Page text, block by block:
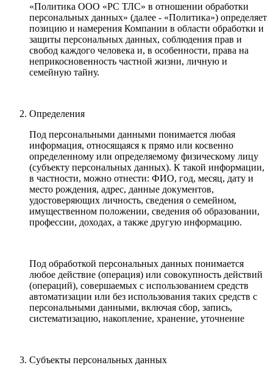
«Политика ООО «PC ТЛС» в отношении обработки
персональных данных» (далее - «Политика») определяет
позицию и намерения Компании в области обработки и
защиты персональных данных, соблюдения прав и
свобод каждого человека и, в особенности, права на
неприкосновенность частной жизни, личную и
семейную тайну.
Определения
Под персональными данными понимается любая
информация, относящаяся к прямо или косвенно
определенному или определяемому физическому лицу
(субъекту персональных данных). К такой информации,
в частности, можно отнести: ФИО, год, месяц, дату и
место рождения, адрес, данные документов,
удостоверяющих личность, сведения о семейном,
имущественном положении, сведения об образовании,
профессии, доходах, а также другую информацию.
Под обработкой персональных данных понимается
любое действие (операция) или совокупность действий
(операций), совершаемых с использованием средств
автоматизации или без использования таких средств с
персональными данными, включая сбор, запись,
систематизацию, накопление, хранение, уточнение
Субъекты персональных данных